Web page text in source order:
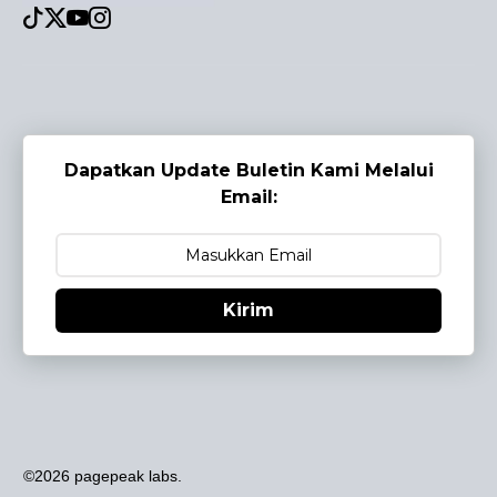
Dapatkan Update Buletin Kami Melalui
Email:
Kirim
©2026 pagepeak labs.